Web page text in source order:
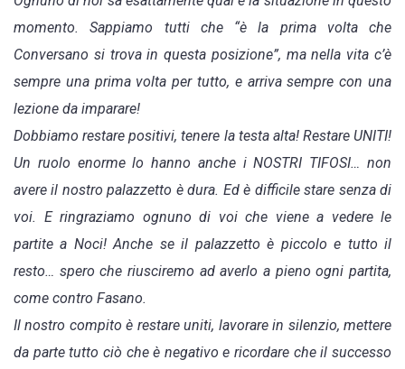
momento. Sappiamo tutti che “è la prima volta che
Conversano si trova in questa posizione”, ma nella vita c’è
sempre una prima volta per tutto, e arriva sempre con una
lezione da imparare!
Dobbiamo restare positivi, tenere la testa alta! Restare UNITI!
Un ruolo enorme lo hanno anche i NOSTRI TIFOSI… non
avere il nostro palazzetto è dura. Ed è difficile stare senza di
voi. E ringraziamo ognuno di voi che viene a vedere le
partite a Noci! Anche se il palazzetto è piccolo e tutto il
resto… spero che riusciremo ad averlo a pieno ogni partita,
come contro Fasano.
Il nostro compito è restare uniti, lavorare in silenzio, mettere
da parte tutto ciò che è negativo e ricordare che il successo